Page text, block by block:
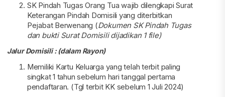
SK Pindah Tugas Orang Tua wajib dilengkapi Surat
Keterangan Pindah Domisili yang diterbitkan
Pejabat Berwenang (Dokumen SK Pindah Tugas
dan bukti Surat Domisili dijadikan 1 file)
Jalur Domisili : (dalam Rayon)
Memiliki Kartu Keluarga yang telah terbit paling
singkat 1 tahun sebelum hari tanggal pertama
pendaftaran. (Tgl terbit KK sebelum 1 Juli 2024)